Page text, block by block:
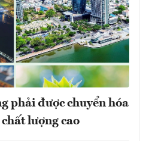
phải được chuyển hóa
lượng cao